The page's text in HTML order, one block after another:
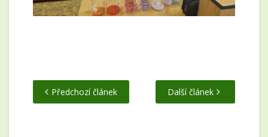
Předchozí článek Další článek